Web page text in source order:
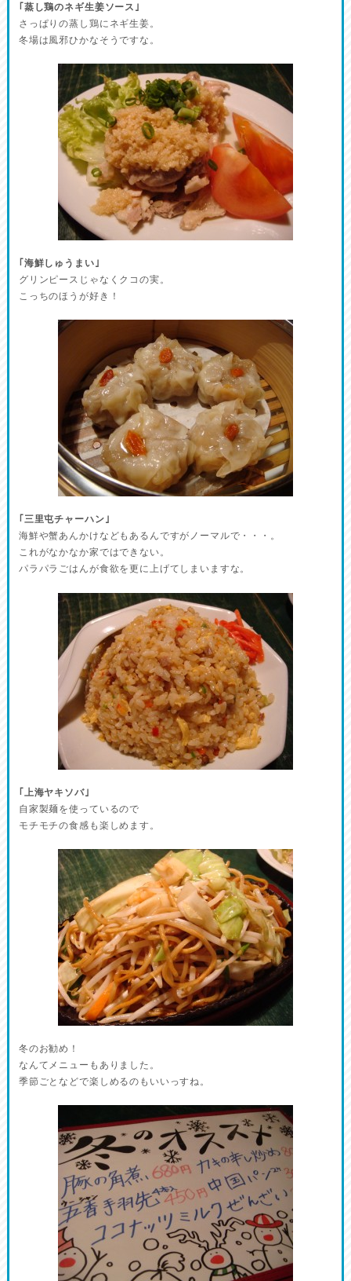
｢蒸し鶏のネギ生姜ソース｣
さっぱりの蒸し鶏にネギ生姜。
冬場は風邪ひかなそうですな。
｢海鮮しゅうまい｣
グリンピースじゃなくクコの実。
こっちのほうが好き！
｢三里屯チャーハン｣
海鮮や蟹あんかけなどもあるんですがノーマルで・・・。
これがなかなか家ではできない。
パラパラごはんが食欲を更に上げてしまいますな。
｢上海ヤキソバ｣
自家製麺を使っているので
モチモチの食感も楽しめます。
冬のお勧め！
なんてメニューもありました。
季節ごとなどで楽しめるのもいいっすね。